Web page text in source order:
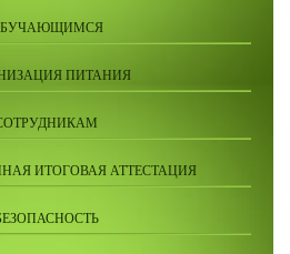
ПИТАНИЯ
ИТОГОВАЯ АТТЕСТАЦИЯ